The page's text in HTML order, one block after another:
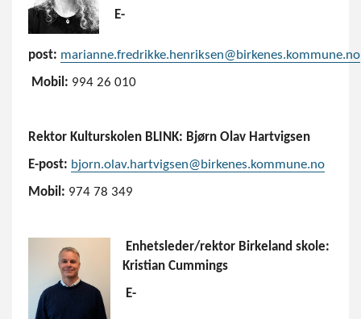
E-
post: marianne.fredrikke.henriksen@birkenes.kommune.no
Mobil: 994 26 010
Rektor Kulturskolen BLINK: Bjørn Olav Hartvigsen
E-post: bjorn.olav.hartvigsen@birkenes.kommune.no
Mobil: 974 78 349
Enhetsleder/rektor Birkeland skole:
Kristian Cummings
E-